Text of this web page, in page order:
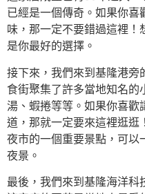
已經是一個傳奇。如果你喜
味，那一定不要錯過這裡
是你最好的選擇。
接下來，我們來到基隆港旁
食街聚集了許多當地知名的
湯、蝦捲等等。如果你喜歡
道，那就一定要來這裡逛逛
夜市的一個重要景點，可以
夜景。
最後，我們來到基隆海洋科